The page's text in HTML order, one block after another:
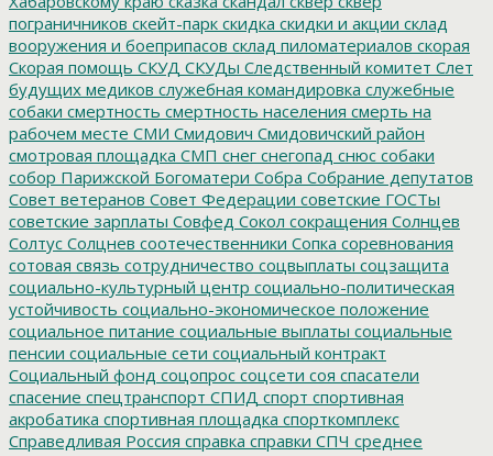
пограничников скейт-парк скидка скидки и акции склад
вооружения и боеприпасов склад пиломатериалов скорая
Скорая помощь СКУД СКУДы Следственный комитет Слет
будущих медиков служебная командировка служебные
собаки смертность смертность населения смерть на
рабочем месте СМИ Смидович Смидовичский район
смотровая площадка СМП снег снегопад снюс собаки
собор Парижской Богоматери Собра Собрание депутатов
Совет ветеранов Совет Федерации советские ГОСТы
советские зарплаты Совфед Сокол сокращения Солнцев
Солтус Солцнев соотечественники Сопка соревнования
сотовая связь сотрудничество соцвыплаты соцзащита
социально-культурный центр социально-политическая
устойчивость социально-экономическое положение
социальное питание социальные выплаты социальные
пенсии социальные сети социальный контракт
Социальный фонд соцопрос соцсети соя спасатели
спасение спецтранспорт СПИД спорт спортивная
акробатика спортивная площадка спорткомплекс
Справедливая Россия справка справки СПЧ среднее